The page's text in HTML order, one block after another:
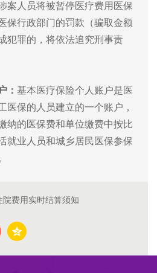
案人员将被暂停医疗费用医保
保行政部门的罚款（骗取金额
犯罪的，将依法追究刑事责
： 基本医疗保险个人账户是医
医保的人员建立的一个账户，
纳的医保费和单位缴费中按比
就业人员和城乡居民医保参保
费用实时结算须知